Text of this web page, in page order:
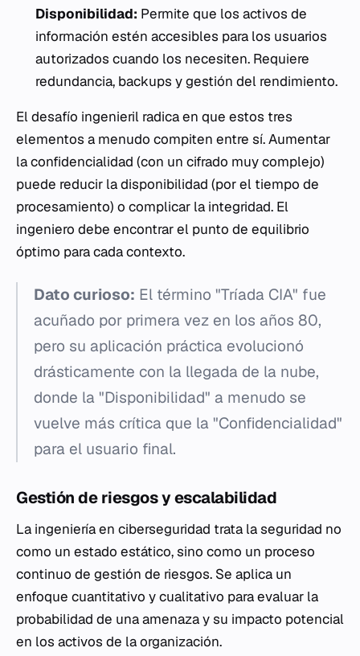
Disponibilidad: Permite que los activos de
información estén accesibles para los usuarios
autorizados cuando los necesiten. Requiere
redundancia, backups y gestión del rendimiento.
El desafío ingenieril radica en que estos tres
elementos a menudo compiten entre sí. Aumentar
la confidencialidad (con un cifrado muy complejo)
puede reducir la disponibilidad (por el tiempo de
procesamiento) o complicar la integridad. El
ingeniero debe encontrar el punto de equilibrio
óptimo para cada contexto.
Dato curioso: El término "Tríada CIA" fue
acuñado por primera vez en los años 80,
pero su aplicación práctica evolucionó
drásticamente con la llegada de la nube,
donde la "Disponibilidad" a menudo se
vuelve más crítica que la "Confidencialidad"
para el usuario final.
Gestión de riesgos y escalabilidad
La ingeniería en ciberseguridad trata la seguridad no
como un estado estático, sino como un proceso
continuo de gestión de riesgos. Se aplica un
enfoque cuantitativo y cualitativo para evaluar la
probabilidad de una amenaza y su impacto potencial
en los activos de la organización.